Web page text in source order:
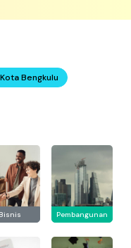
Bengkulu
Bisnis Pembangunan